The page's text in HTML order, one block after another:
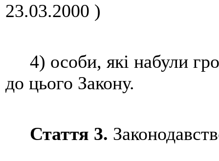
23.03.2000 )
4) особи, які набули
до цього Закону.
Стаття 3.